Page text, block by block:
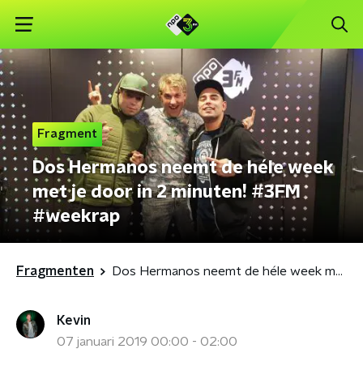
Fragment
Dos Hermanos neemt de héle week
met je door in 2 minuten! #3FM
#weekrap
Fragmenten Dos Hermanos neemt de héle week met je door in 2 minuten! #3FM #weekrap
Kevin
07 januari 2019 00:00 - 02:00